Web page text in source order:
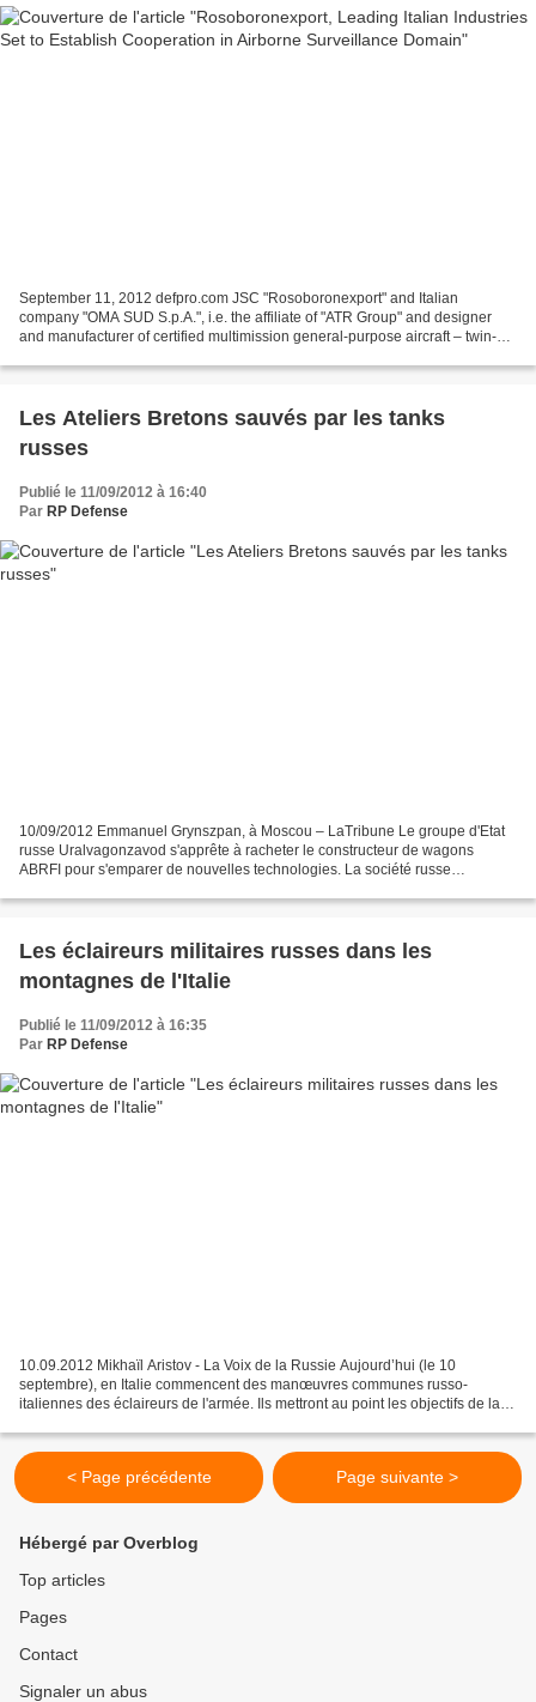
September 11, 2012 defpro.com JSC "Rosoboronexport" and Italian
company "OMA SUD S.p.A.", i.e. the affiliate of "ATR Group" and designer
and manufacturer of certified multimission general-purpose aircraft – twin-
Les Ateliers Bretons sauvés par les tanks
russes
Publié le 11/09/2012 à 16:40
Par RP Defense
10/09/2012 Emmanuel Grynszpan, à Moscou – LaTribune Le groupe d'Etat
russe Uralvagonzavod s'apprête à racheter le constructeur de wagons
ABRFI pour s'emparer de nouvelles technologies. La société russe
Les éclaireurs militaires russes dans les
montagnes de l'Italie
Publié le 11/09/2012 à 16:35
Par RP Defense
10.09.2012 Mikhaïl Aristov - La Voix de la Russie Aujourd’hui (le 10
septembre), en Italie commencent des manœuvres communes russo-
italiennes des éclaireurs de l'armée. Ils mettront au point les objectifs de la
< Page précédente Page suivante >
Hébergé par Overblog
Top articles
Pages
Contact
Signaler un abus